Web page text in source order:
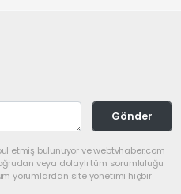
Gönder
etmiş bulunuyor ve webtvhaber.com
veya dolaylı tüm sorumluluğu
yorumlardan site yönetimi hiçbir